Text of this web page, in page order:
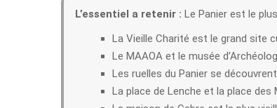
L’essentiel a retenir : Le Panier est le
La Vieille Charité est le grand site
Le MAAOA et le musée
Les ruelles du Panier se
La place de Lenche et la place